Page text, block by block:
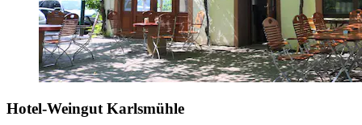
Hotel-Weingut Karlsmühle